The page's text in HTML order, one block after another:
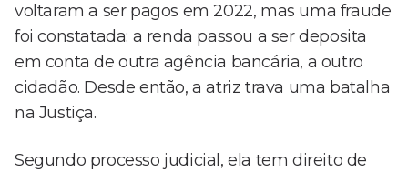
voltaram a ser pagos em 2022, mas uma fraude
foi constatada: a renda passou a ser deposita
em conta de outra agência bancária, a outro
cidadão. Desde então, a atriz trava uma batalha
na Justiça.
Segundo processo judicial, ela tem direito de